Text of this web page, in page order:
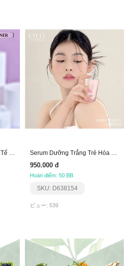
Nước Cân Bằng Làm Sạch Tế Bào Da Chết Eyco Serum Dưỡng Trắng Trẻ Hóa Da Eyco Vitamin B5
950.000 đ
Hoàn điểm: 50 BB
SKU: D638154
ビュー: 539